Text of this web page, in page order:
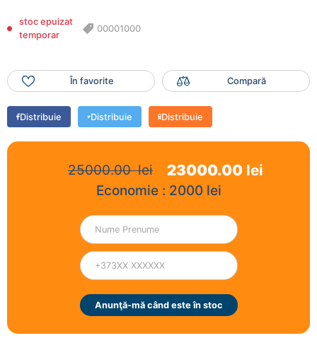
stoc epuizat
temporar
00001000
În favorite Compară
Distribuie Distribuie Distribuie
25000.00lei 23000.00 lei
Economie : 2000lei
Anunţă-mă când este în stoc